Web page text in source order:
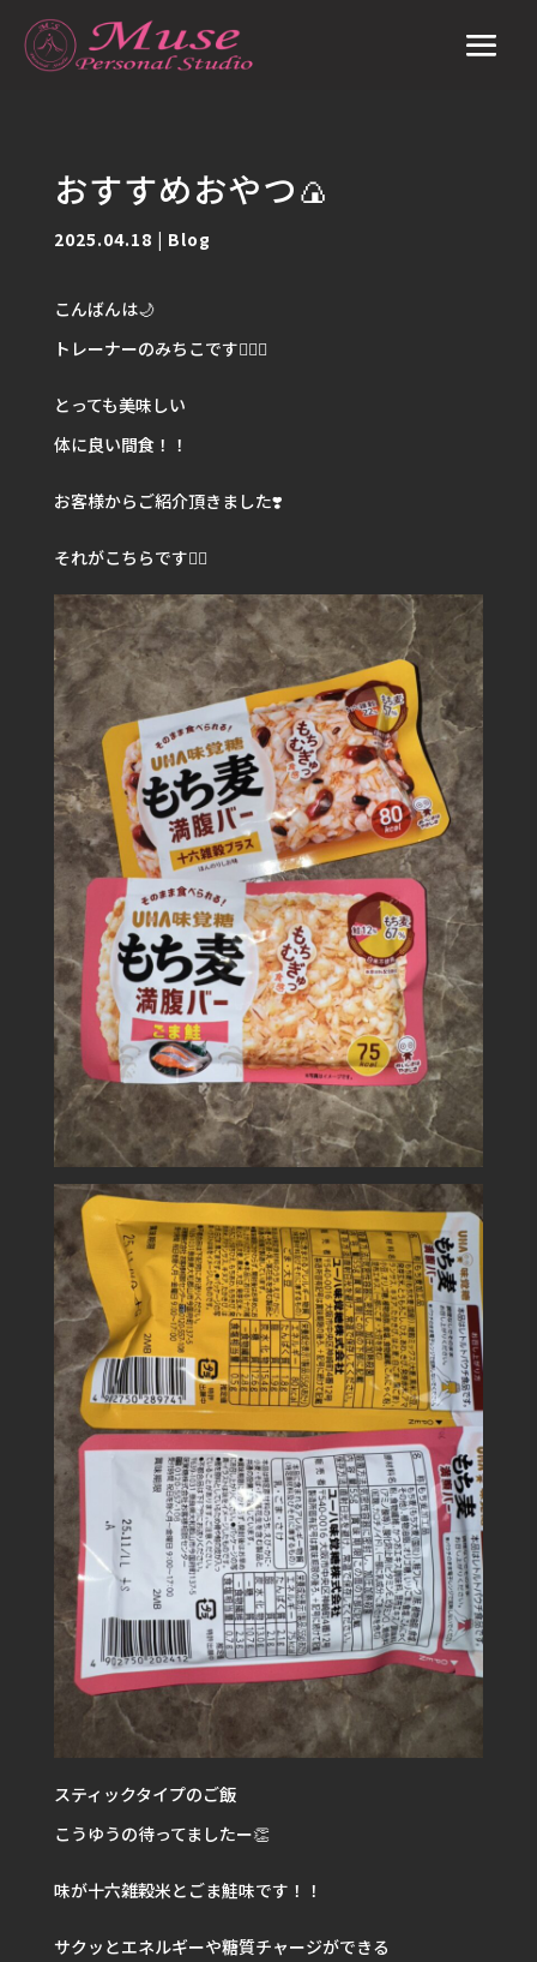
おすすめおやつ🍙
2025.04.18 | Blog
こんばんは🌙
トレーナーのみちこです🙋🏽‍♀️
とっても美味しい
体に良い間食！！
お客様からご紹介頂きました❣️
それがこちらです💁‍♀️
スティックタイプのご飯
こうゆうの待ってましたー👏
味が十六雑穀米とごま鮭味です！！
サクッとエネルギーや糖質チャージができる